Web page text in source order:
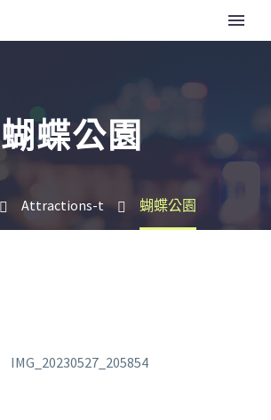
蝴蝶公園
Attractions-t 蝴蝶公園